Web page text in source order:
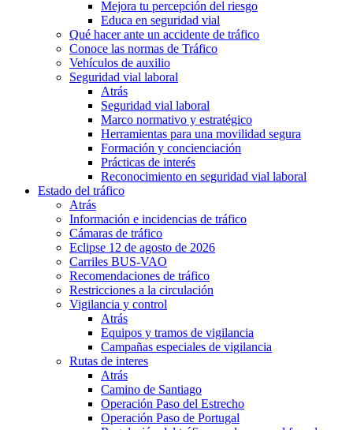
Mejora tu percepción del riesgo
Educa en seguridad vial
Qué hacer ante un accidente de tráfico
Conoce las normas de Tráfico
Vehículos de auxilio
Seguridad vial laboral
Atrás
Seguridad vial laboral
Marco normativo y estratégico
Herramientas para una movilidad segura
Formación y concienciación
Prácticas de interés
Reconocimiento en seguridad vial laboral
Estado del tráfico
Atrás
Información e incidencias de tráfico
Cámaras de tráfico
Eclipse 12 de agosto de 2026
Carriles BUS-VAO
Recomendaciones de tráfico
Restricciones a la circulación
Vigilancia y control
Atrás
Equipos y tramos de vigilancia
Campañas especiales de vigilancia
Rutas de interes
Atrás
Camino de Santiago
Operación Paso del Estrecho
Operación Paso de Portugal